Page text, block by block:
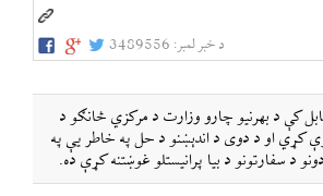
د خبر لمبر: 3489556
کې د بهرنیو چارو وزارت د مرکزي څانګو د
کړي او د دوی د اندېښنو د حل په خاطر یې په
د سفارتونو د بیا پرانیستلو غوښتنه کړې ده.